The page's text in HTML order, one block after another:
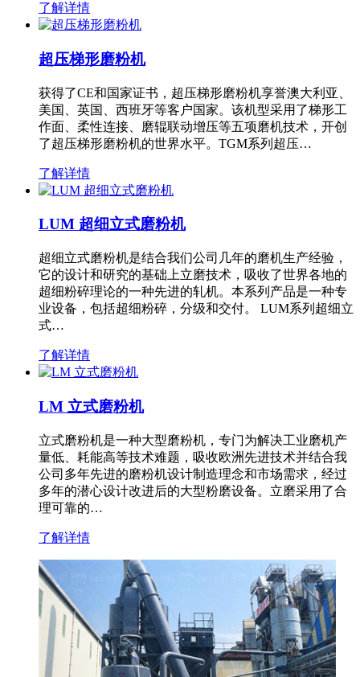
了解详情
超压梯形磨粉机
获得了CE和国家证书，超压梯形磨粉机享誉澳大利亚、
美国、英国、西班牙等客户国家。该机型采用了梯形工
作面、柔性连接、磨辊联动增压等五项磨机技术，开创
了超压梯形磨粉机的世界水平。TGM系列超压…
了解详情
LUM 超细立式磨粉机
超细立式磨粉机是结合我们公司几年的磨机生产经验，
它的设计和研究的基础上立磨技术，吸收了世界各地的
超细粉碎理论的一种先进的轧机。本系列产品是一种专
业设备，包括超细粉碎，分级和交付。 LUM系列超细立
式…
了解详情
LM 立式磨粉机
立式磨粉机是一种大型磨粉机，专门为解决工业磨机产
量低、耗能高等技术难题，吸收欧洲先进技术并结合我
公司多年先进的磨粉机设计制造理念和市场需求，经过
多年的潜心设计改进后的大型粉磨设备。立磨采用了合
理可靠的…
了解详情